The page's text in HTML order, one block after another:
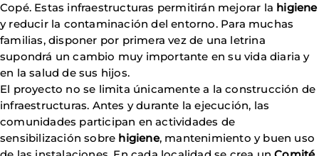
Copé. Estas infraestructuras permitirán mejorar la higiene
y reducir la contaminación del entorno. Para muchas
familias, disponer por primera vez de una letrina
supondrá un cambio muy importante en su vida diaria y
en la salud de sus hijos.
El proyecto no se limita únicamente a la construcción de
infraestructuras. Antes y durante la ejecución, las
comunidades participan en actividades de
sensibilización sobre higiene, mantenimiento y buen uso